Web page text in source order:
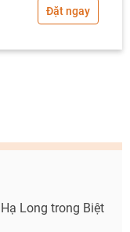
Đặt ngay
Long trong Biệt